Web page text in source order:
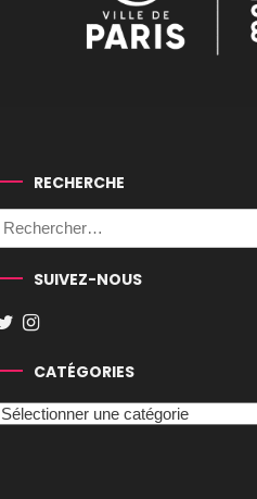
RECHERCHE
SUIVEZ-NOUS
CATÉGORIES